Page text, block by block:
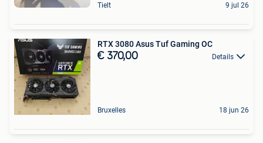
Tielt 9 jul 26
RTX 3080 Asus Tuf Gaming OC
€ 370,00 Details
Bruxelles 18 jun 26